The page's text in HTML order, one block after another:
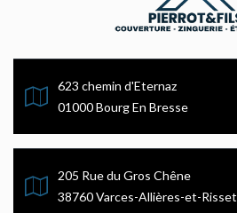
623 chemin d'Eternaz
01000 Bourg En Bresse
205 Rue du Gros Chêne
38760 Varces-Allières-et-Risset